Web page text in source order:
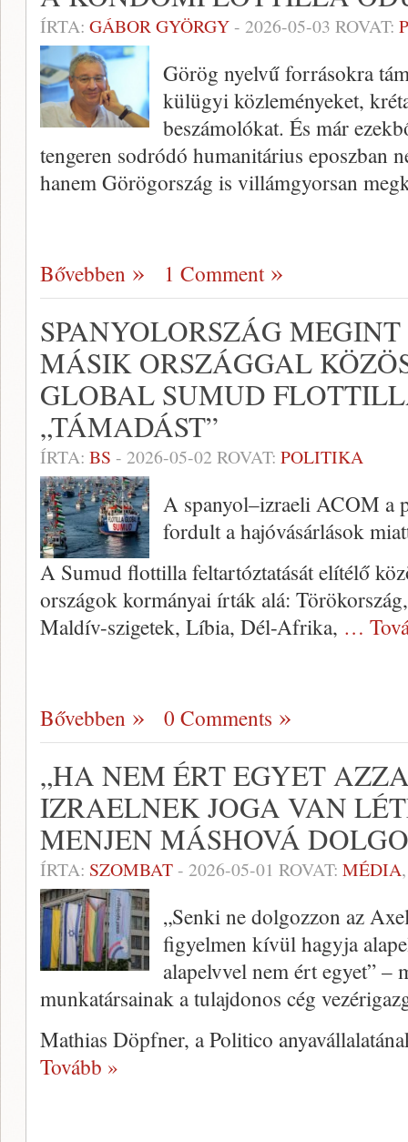
ÍRTA: GÁBOR GYÖRGY- 2026-05-03 ROVAT:
Görög nyelvű forrásokra
külügyi közleményeket,
beszámolókat. És már
tengeren sodródó humanitárius eposzban
hanem Görögország is villámgyorsan
Bővebben 1 Comment
SPANYOLORSZÁG
MÁSIK ORSZÁGGAL
GLOBAL SUMUD
„TÁMADÁST”
ÍRTA: BS - 2026-05-02 ROVAT: POLITIKA
A spanyol–izraeli ACOM a
fordult a hajóvásárlások
A Sumud flottilla feltartóztatását elítélő
országok kormányai írták alá:
Maldív-szigetek, Líbia, Dél-Afrika, …
Bővebben 0 Comments
„HA NEM ÉRT EGYET
IZRAELNEK JOGA VAN
MENJEN MÁSHOVÁ
ÍRTA: SZOMBAT- 2026-05-01 ROVAT: MÉDIA
„Senki ne dolgozzon az
figyelmen kívül hagyja
alapelvvel nem ért egyet” –
munkatársainak a tulajdonos cég
Mathias Döpfner, a Politico
Tovább »